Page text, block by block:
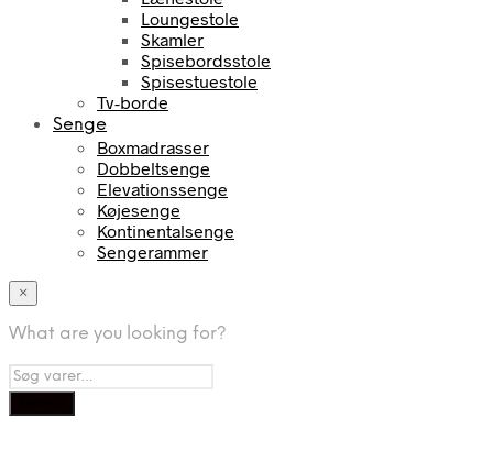
Loungestole
Skamler
Spisebordsstole
Spisestuestole
Tv-borde
Senge
Boxmadrasser
Dobbeltsenge
Elevationssenge
Køjesenge
Kontinentalsenge
Sengerammer
×
What are you looking for?